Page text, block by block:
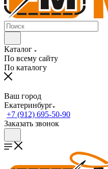
Каталог
По всему сайту
По каталогу
Ваш город
Екатеринбург
+7 (912) 695-50-90
Заказать звонок